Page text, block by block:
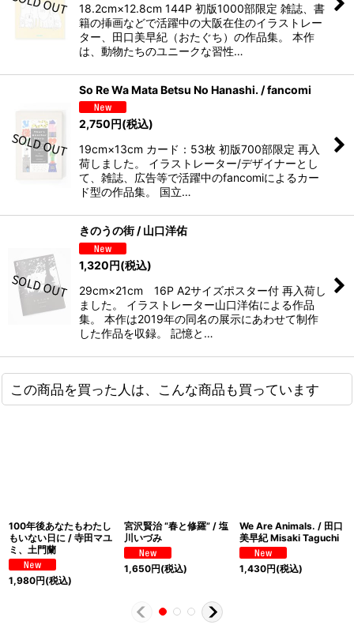
18.2cm×12.8cm 144P 初版1000部限定 雑誌、書
籍の挿画などで活躍中の大阪在住のイラストレー
ター、田口美早紀（おたぐち）の作品集。 本作
は、動物たちのユニークな習性…
So Re Wa Mata Betsu No Hanashi. / fancomi
2,750 円(税込)
19cm×13cm カード：53枚 初版700部限定 再入
荷しました。 イラストレーター/デザイナーとし
て、雑誌、広告等で活躍中のfancomiによるカー
ド型の作品集。 国立…
きのうの街 / 山口洋佑
1,320円(税込)
29cm×21cm 16P A2サイズポスター付 再入荷し
ました。 イラストレーター山口洋佑による作品
集。 本作は2019年の同名の展示にあわせて制作
した作品を収録。 記憶と…
この商品を買った人は、こんな商品も買っています
100年後あなたもわたし
もいない日に / 寺田マユ
ミ、土門蘭
1,980円(税込)
宮沢賢治 “春と修羅” / 塩
川いづみ
1,650円(税込)
We Are Animals. / 田口
美早紀 Misaki Taguchi
1,430円(税込)